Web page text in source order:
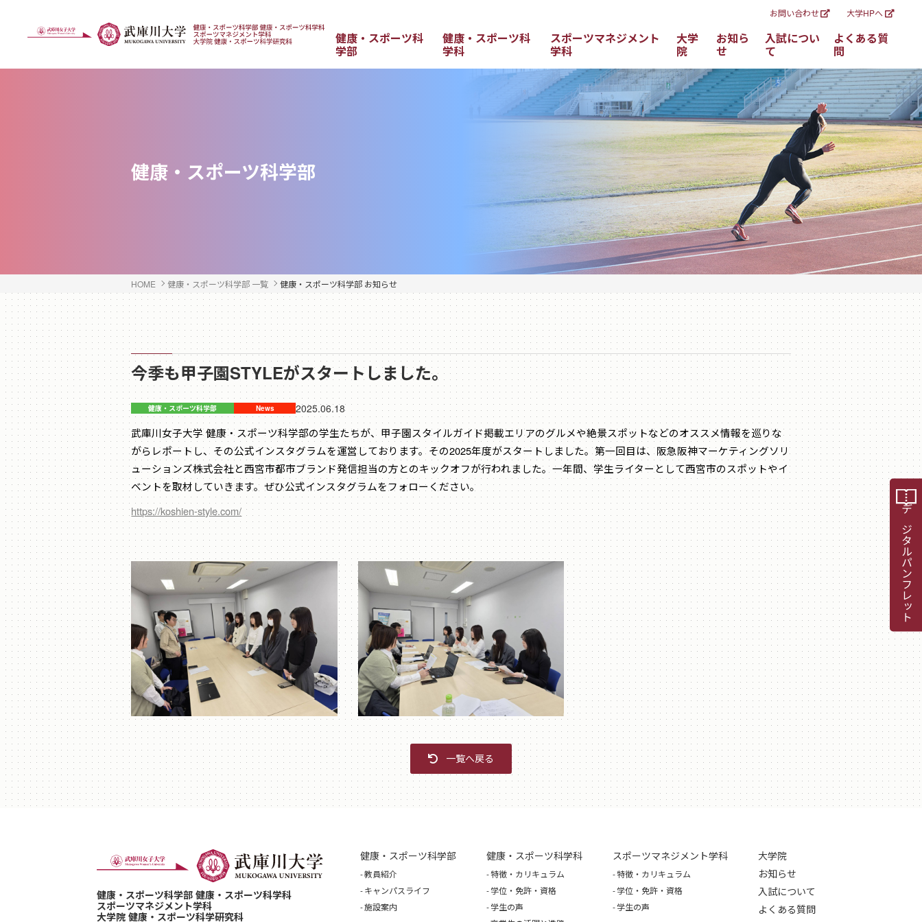
お問い合わせ 大学HPへ
健康・スポーツ科
学部
健康・スポーツ科
学科
スポーツマネジメント
学科
大学
院
お知ら
せ
入試につい
て
よくある質
問
健康・スポーツ科学部
HOME 健康・スポーツ科学部 一覧 健康・スポーツ科学部 お知らせ
今季も甲子園STYLEがスタートしました。
2025.06.18
武庫川女子大学 健康・スポーツ科学部の学生たちが、甲子園スタイルガイド掲載エリアのグルメや絶景スポットなどのオススメ情報を巡りな
がらレポートし、その公式インスタグラムを運営しております。その2025年度がスタートしました。第一回目は、阪急阪神マーケティングソリ
ューションズ株式会社と西宮市都市ブランド発信担当の方とのキックオフが行われました。一年間、学生ライターとして西宮市のスポットやイ
ベントを取材していきます。ぜひ公式インスタグラムをフォローください。
https://koshien-style.com/
一覧へ戻る
デジタルパンフレット
健康・スポーツ科学部 健康・スポーツ科学科
スポーツマネジメント学科
大学院 健康・スポーツ科学研究科
健康・スポーツ科学部
教員紹介
キャンパスライフ
施設案内
健康・スポーツ科学科
特徴・カリキュラム
学位・免許・資格
学生の声
スポーツマネジメント学科
特徴・カリキュラム
学位・免許・資格
学生の声
大学院
お知らせ
入試について
よくある質問